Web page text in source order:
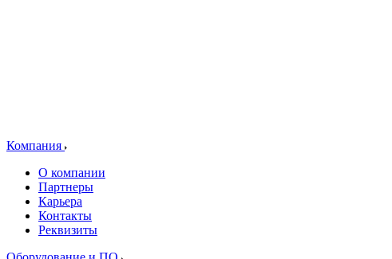
Компания
О компании
Партнеры
Карьера
Контакты
Реквизиты